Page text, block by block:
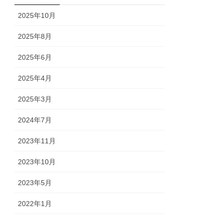
2025年10月
2025年8月
2025年6月
2025年4月
2025年3月
2024年7月
2023年11月
2023年10月
2023年5月
2022年1月